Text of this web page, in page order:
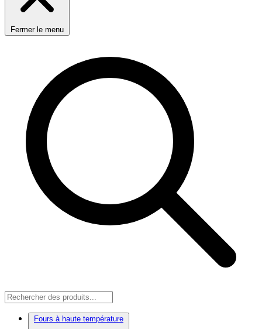
Fermer le menu
Fours à haute température